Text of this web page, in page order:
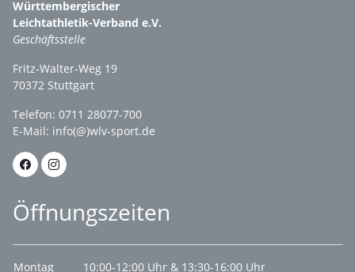
Württembergischer
Leichtathletik-Verband e.V.
Geschäftsstelle
Fritz-Walter-Weg 19
70372 Stuttgart
Telefon: 0711 28077-700
E-Mail: info(@)wlv-sport.de
Öffnungszeiten
Montag 10:00-12:00 Uhr & 13:30-16:00 Uhr